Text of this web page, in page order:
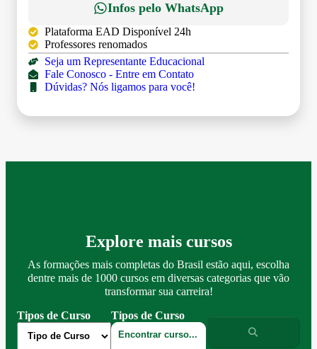
Infos pelo WhatsApp
Plataforma EAD Disponível 24h
Professores renomados
Seja um Representante Educacional
Fale Conosco - Entre em Contato
Dúvidas? Nós ligamos para você!
Explore mais cursos
As formações mais completas do Brasil estão aqui, escolha
dentre mais de 1000 cursos em diversas categorias que vão
transformar sua carreira!
Tipos de Curso
Tipos de Curso